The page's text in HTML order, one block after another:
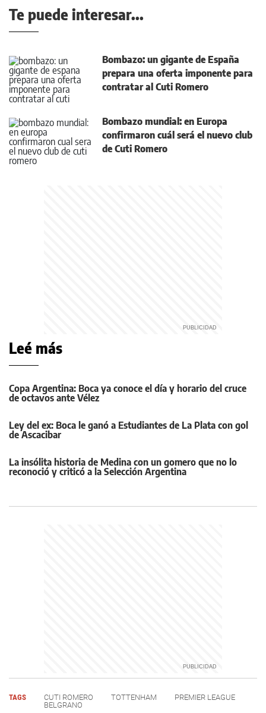
Te puede interesar...
Bombazo: un gigante de España
prepara una oferta imponente para
contratar al Cuti Romero
Bombazo mundial: en Europa
confirmaron cuál será el nuevo club
de Cuti Romero
Leé más
Copa Argentina: Boca ya conoce el día y horario del cruce
de octavos ante Vélez
Ley del ex: Boca le ganó a Estudiantes de La Plata con gol
de Ascacibar
La insólita historia de Medina con un gomero que no lo
reconoció y criticó a la Selección Argentina
TAGS CUTI ROMERO TOTTENHAM
PREMIER LEAGUE
BELGRANO